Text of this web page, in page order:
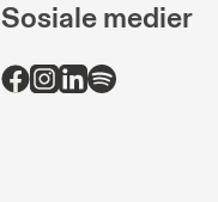
Sosiale medier